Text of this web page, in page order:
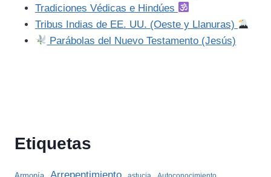
Tradiciones Védicas e Hindúes
Tribus Indias de EE. UU. (Oeste y Llanuras)
Parábolas del Nuevo Testamento (Jesús)
Etiquetas